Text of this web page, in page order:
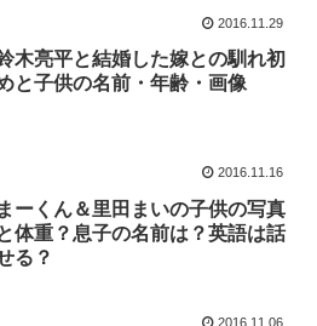
2016.11.29
木亮平と結婚した嫁との馴れ初
と子供の名前・年齢・画像
2016.11.16
まーくん＆里田まいの子供の写真
体重？息子の名前は？英語は話
る？
2016.11.06